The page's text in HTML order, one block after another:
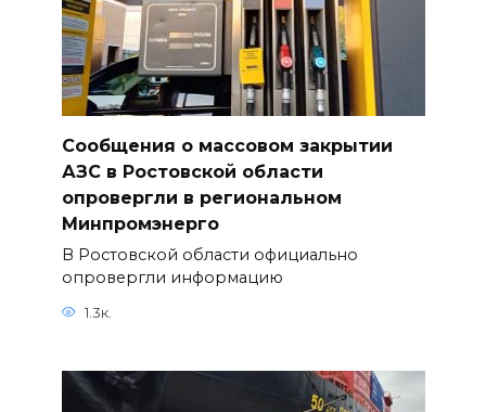
Сообщения о массовом закрытии
АЗС в Ростовской области
опровергли в региональном
Минпромэнерго
В Ростовской области официально
опровергли информацию
1.3к.